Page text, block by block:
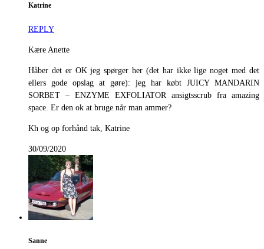
Katrine
REPLY
Kære Anette
Håber det er OK jeg spørger her (det har ikke lige noget med det
ellers gode opslag at gøre): jeg har købt JUICY MANDARIN
SORBET – ENZYME EXFOLIATOR ansigtsscrub fra amazing
space. Er den ok at bruge når man ammer?
Kh og op forhånd tak, Katrine
30/09/2020
Sanne